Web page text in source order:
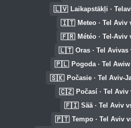
🇱🇻 Laikapstākļi ·
🇮🇹 Meteo · Tel Aviv
🇫🇷 Météo · Tel-Aviv
🇱🇹 Oras · Tel
🇵🇱 Pogoda · Tel
🇸🇰 Počasie · Tel Aviv-
🇨🇿 Počasí · Tel
🇫🇮 Sää · Tel Aviv
🇵🇹 Tempo · Tel Aviv